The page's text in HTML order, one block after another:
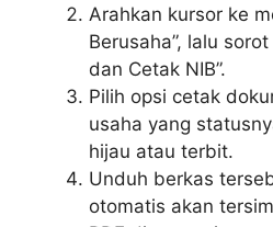
Arahkan kursor ke
Berusaha”, lalu
dan Cetak NIB”.
Pilih opsi cetak
usaha yang
hijau atau terbit.
Unduh berkas
otomatis akan